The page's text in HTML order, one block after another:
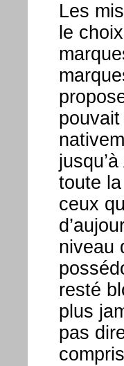
Les
le
toute
ceux
niveau
resté
plus
pas